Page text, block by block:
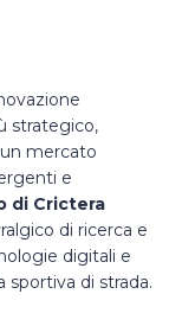
strategico,
mercato
e
di Crictera
di ricerca e
digitali e
di strada.